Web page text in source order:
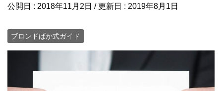
公開日 : 2018年11月2日 / 更新日 : 2019年8月1日
ブロンドばか式ガイド